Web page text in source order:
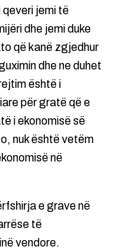
qeveri jemi të
dhe jemi duke
që kanë zgjedhur
dhe ne duhet
është i
për gratë që e
i ekonomisë së
nuk është vetëm
në
e grave në
të
vendore.